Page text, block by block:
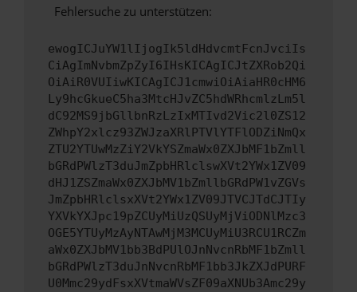
Fehlersuche zu unterstützen:
ewogICJuYW1lIjogIk5ldHdvcmtFcnJvciIs
CiAgImNvbmZpZyI6IHsKICAgICJtZXRob2Qi
OiAiR0VUIiwKICAgICJ1cmwiOiAiaHR0cHM6
Ly9hcGkueC5ha3MtcHJvZC5hdWRhcmlzLm5l
dC92MS9jbGllbnRzLzIxMTIvd2Vic2l0ZS12
ZWhpY2xlcz93ZWJzaXRlPTVlYTFlODZiNmQx
ZTU2YTUwMzZiY2VkYSZmaWx0ZXJbMF1bZmll
bGRdPWlzT3duJmZpbHRlclswXVt2YWx1ZV09
dHJ1ZSZmaWx0ZXJbMV1bZmllbGRdPW1vZGVs
JmZpbHRlclsxXVt2YWx1ZV09JTVCJTdCJTIy
YXVkYXJpc19pZCUyMiUzQSUyMjViODNlMzc3
OGE5YTUyMzAyNTAwMjM3MCUyMiU3RCU1RCZm
aWx0ZXJbMV1bb3BdPUlOJnNvcnRbMF1bZmll
bGRdPWlzT3duJnNvcnRbMF1bb3JkZXJdPURF
U0Mmc29ydFsxXVtmaWVsZF09aXNUb3Amc29y